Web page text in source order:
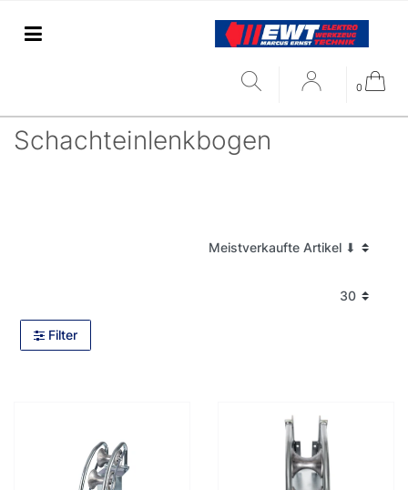
0
Schachteinlenkbogen
Filter